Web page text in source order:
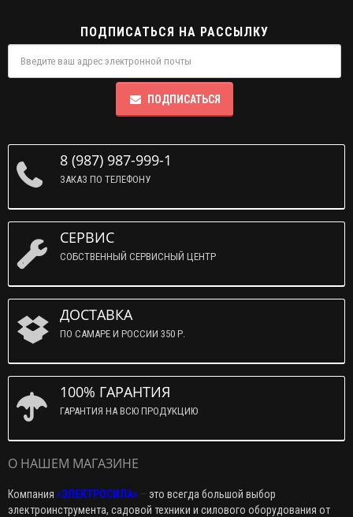
ПОДПИСАТЬСЯ НА РАССЫЛКУ
ПОДПИСАТЬСЯ
8 (987) 987-999-1
ЗАКАЗ ПО ТЕЛЕФОНУ
СЕРВИС
СОБСТВЕННЫЙ СЕРВИСНЫЙ ЦЕНТР
ДОСТАВКА
ПО САМАРЕ И РОССИИ 350 Р.
100% ГАРАНТИЯ
ГАРАНТИЯ НА ВСЮ ПРОДУКЦИЮ
О НАШЕМ МАГАЗИНЕ
Компания «ЭЛЕКТРОСИЛА» – это всегда большой выбор
электроинструмента, садовой техники и силового оборудования от